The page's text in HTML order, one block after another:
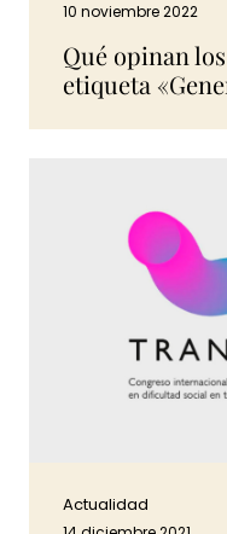
10 noviembre 2022
Qué opinan
etiqueta
Actualidad